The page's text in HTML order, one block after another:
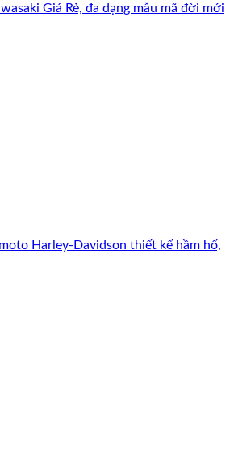
Giá Rẻ, đa dạng mẫu mã đời mới
Harley-Davidson thiết kế hầm hố,